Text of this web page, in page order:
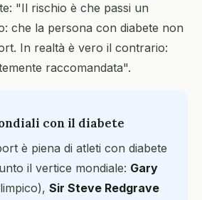
"Il rischio è che passi un
che la persona con diabete non
In realtà è vero il contrario:
raccomandata".
con il diabete
è piena di atleti con diabete
il vertice mondiale: Gary
Sir Steve Redgrave